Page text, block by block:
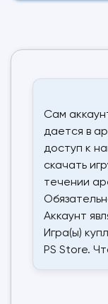
Сам
дается в
доступ к
скачать
течении
Аккаунт
Игра(ы)
PS Store.